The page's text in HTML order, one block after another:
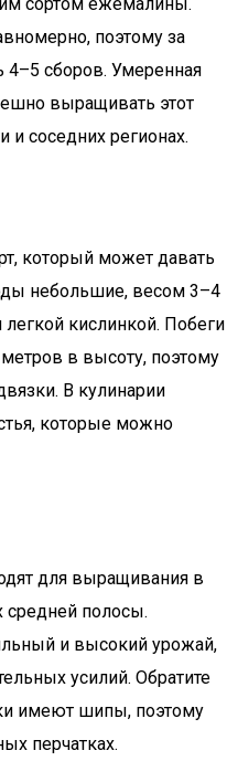
поэтому за
4–5 сборов. Умеренная
выращивать этот
и соседних регионах.
который может давать
небольшие, весом 3–4
кислинкой. Побеги
в высоту, поэтому
В кулинарии
которые можно
для выращивания в
средней полосы.
и высокий урожай,
усилий. Обратите
имеют шипы, поэтому
перчатках.